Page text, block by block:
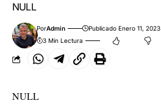
NULL
PorAdmin Publicado Enero 11, 2023
3 Min Lectura
NULL